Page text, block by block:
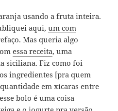
usando a fruta inteira.
aqui,um com
Mas queria algo
essa receita, uma
siciliana. Fiz como foi
ingredientes [pra quem
em xícaras entre
bolo é uma coisa